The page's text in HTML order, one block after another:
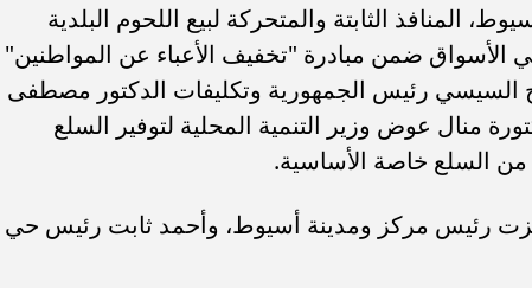
المنافذ الثابتة والمتحركة لبيع اللحوم البلدية
الأسواق ضمن مبادرة "تخفيف الأعباء عن المواطنين"
السيسي رئيس الجمهورية وتكليفات الدكتور مصطفى
منال عوض وزير التنمية المحلية لتوفير السلع
من السلع خاصة الأساسية.
رئيس مركز ومدينة أسيوط، وأحمد ثابت رئيس حي
مصر لكرة اليد بعد
إلى نصف نهائي...
خطوبة ملك قورة ويوسف عثمان.. احتفال
عائلي مرتقب في الساحل الشمالي